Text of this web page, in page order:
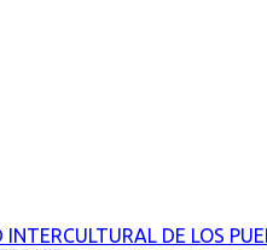
INTERCULTURAL DE LOS